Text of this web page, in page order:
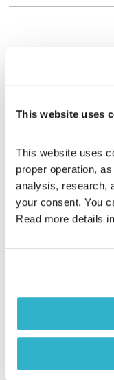
This website uses
This website uses
proper operation,
analysis, research,
your consent. You
Read more details in
ואז נקשיב לירגזי
עלינו.